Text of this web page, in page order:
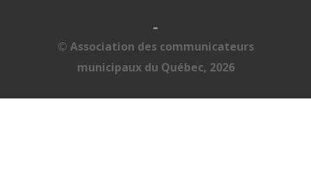
-
© Association des communicateurs
municipaux du Québec, 2026